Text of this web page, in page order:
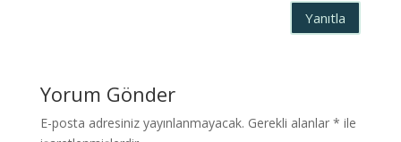
Yanıtla
Yorum Gönder
E-posta adresiniz yayınlanmayacak. Gerekli alanlar * ile